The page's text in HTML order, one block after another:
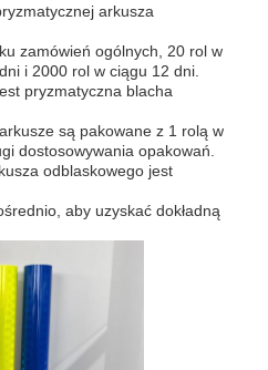
arkusza
zamówień ogólnych, 20 rol w
i 2000 rol w ciągu 12 dni.
pryzmatyczna blacha
są pakowane z 1 rolą w
dostosowywania opakowań.
odblaskowego jest
aby uzyskać dokładną